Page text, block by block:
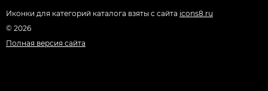
Иконки для категорий каталога взяты с сайта icons8.ru
© 2026
Полная версия сайта